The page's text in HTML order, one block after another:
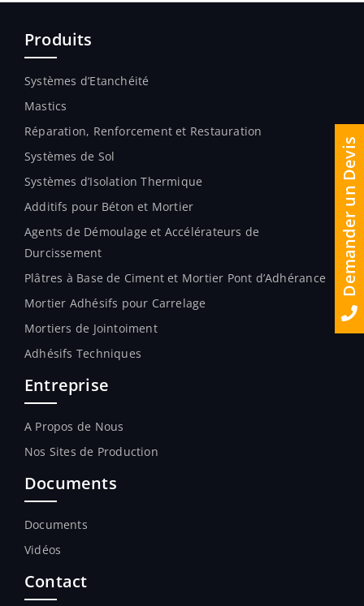
Produits
Systèmes d’Etanchéité
Mastics
Réparation, Renforcement et Restauration
Systèmes de Sol
Systèmes d’Isolation Thermique
Additifs pour Béton et Mortier
Agents de Démoulage et Accélérateurs de
Durcissement
Plâtres à Base de Ciment et Mortier Pont d’Adhérance
Mortier Adhésifs pour Carrelage
Mortiers de Jointoiment
Adhésifs Techniques
Entreprise
A Propos de Nous
Nos Sites de Production
Documents
Documents
Vidéos
Contact
Demander un Devis